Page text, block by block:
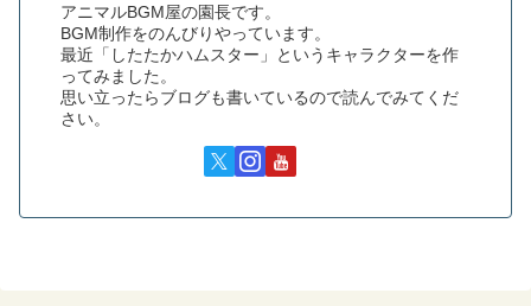
アニマルBGM屋の園長です。
BGM制作をのんびりやっています。
最近「したたかハムスター」というキャラクターを作
ってみました。
思い立ったらブログも書いているので読んでみてくだ
さい。